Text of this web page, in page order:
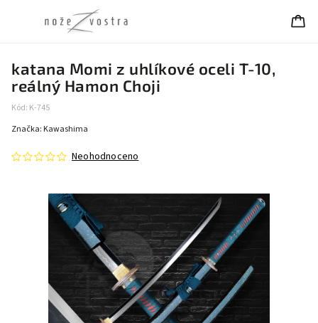
katana Momi z uhlíkové oceli T-10,
reálný Hamon Choji
Kód: K-745
Neohodnoceno
Značka: Kawashima